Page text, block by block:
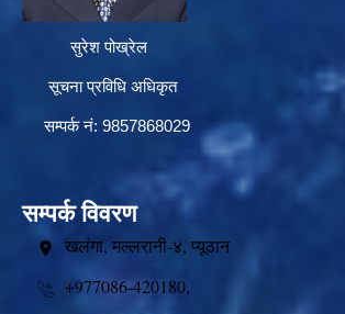
सुरेश पोख्रेल
सूचना प्रविधि अधिकृत
सम्पर्क नं: 9857868029
सम्पर्क विवरण
खलंगा, मल्लरानी-४, प्यूठान
+977086-420180,